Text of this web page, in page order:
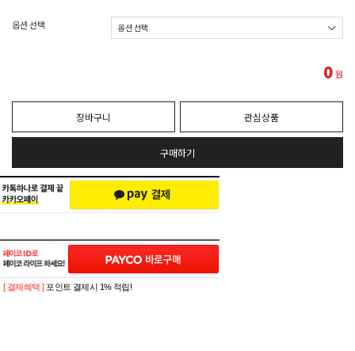
옵션 선택
0원
장바구니 관심상품
구매하기
[ 결제혜택 ] 포인트 결제시 1% 적립!